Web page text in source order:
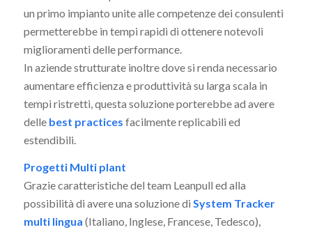
un primo impianto unite alle competenze dei consulenti
permetterebbe in tempi rapidi di ottenere notevoli
miglioramenti delle performance.
In aziende strutturate inoltre dove si renda necessario
aumentare efficienza e produttività su larga scala in
tempi ristretti, questa soluzione porterebbe ad avere
delle best practices facilmente replicabili ed
estendibili.
Progetti Multi plant
Grazie caratteristiche del team Leanpull ed alla
possibilità di avere una soluzione di System Tracker
multi lingua (Italiano, Inglese, Francese, Tedesco),